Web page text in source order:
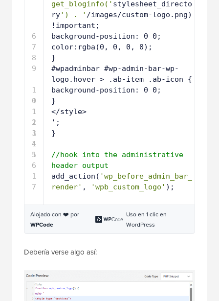
6
7
8
9
1
0
1
1
1
2
1
3
1
4
1
5
1
6
1
7
get_bloginfo(' stylesheet_directo
ry') . ' /images/custom-logo.png)
!important;
background-position: 0 0;
color:rgba(0, 0, 0, 0);
}
#wpadminbar #wp-admin-bar-wp-
logo.hover > .ab-item .ab-icon {
background-position: 0 0;
}
</style>
';
}
//hook into the administrative
header output
add_action( 'wp_before_admin_bar_
render' , 'wpb_custom_logo' );
Alojado con ❤️ por
WPCode
Uso en 1 clic en
WordPress
Debería verse algo así: